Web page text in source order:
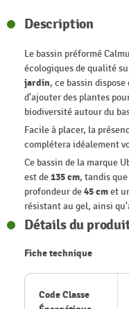
Description
Le bassin préformé
écologiques de qualité
jardin, ce bassin dispose
d'ajouter des plantes
biodiversité autour du
Facile à placer, la
complétera idéalement
Ce bassin de la marque
est de135 cm, tandis
profondeur de45 cmet
résistant au gel, ainsi
Détails du
Fiche technique
Code Classe